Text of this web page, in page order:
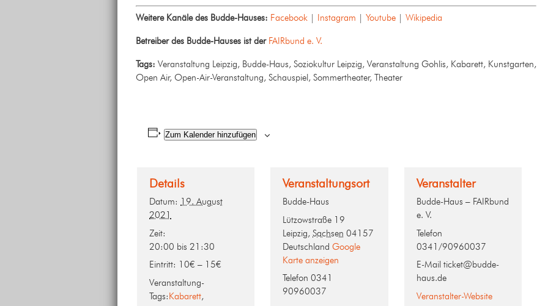
Weitere Kanäle des Budde-Hauses: Facebook | Instagram | Youtube | Wikipedia
Betreiber des Budde-Hauses ist der FAIRbund e. V.
Tags: Veranstaltung Leipzig, Budde-Haus, Soziokultur Leipzig, Veranstaltung Gohlis, Kabarett, Kunstgarten,
Open Air, Open-Air-Veranstaltung, Schauspiel, Sommertheater, Theater
Zum Kalender hinzufügen
Details
Datum: 19. August
2021
Zeit:
20:00 bis 21:30
Eintritt: 10€ – 15€
Veranstaltung-
Tags:Kabarett,
Veranstaltungsort
Budde-Haus
Lützowstraße 19
Leipzig, Sachsen 04157
Deutschland Google
Karte anzeigen
Telefon 0341
90960037
Veranstalter
Budde-Haus – FAIRbund
e. V.
Telefon
0341/90960037
E-Mail ticket@budde-
haus.de
Veranstalter-Website